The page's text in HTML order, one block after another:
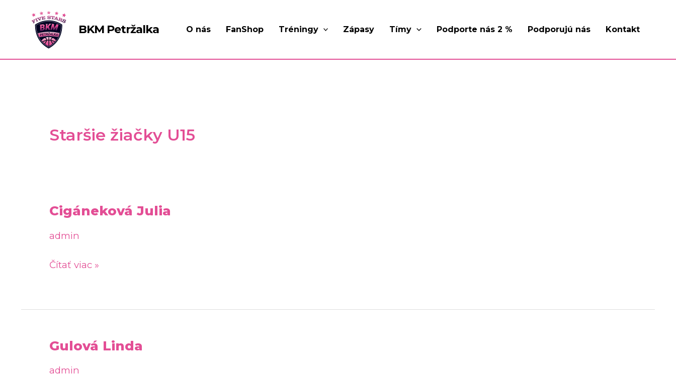
BKM Petržalka O nás FanShop Tréningy Zápasy Tímy Podporte nás 2 % Podporujú nás Kontakt
Staršie žiačky U15
Cigáneková Julia
admin
Cigáneková
Čítať viac »
Gulová Linda
admin
Gulová